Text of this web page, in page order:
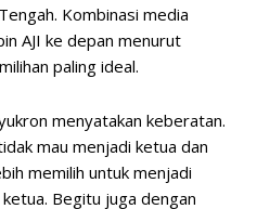
Kombinasi media
AJI ke depan menurut
paling ideal.
menyatakan keberatan.
mau menjadi ketua dan
memilih untuk menjadi
Begitu juga dengan